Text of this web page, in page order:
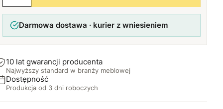
Darmowa dostawa · kurier z wniesieniem
10 lat gwarancji producenta
Najwyższy standard w branży meblowej
Dostępność
Produkcja od 3 dni roboczych